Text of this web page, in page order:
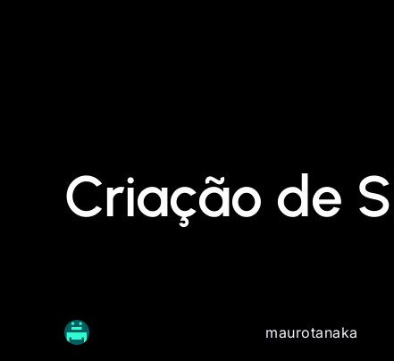
Criação de
maurotanaka